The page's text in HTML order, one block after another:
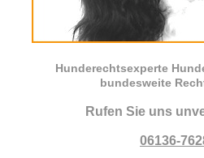
Hunderechtsexperte
bundesweite
Rufen Sie uns
06136-